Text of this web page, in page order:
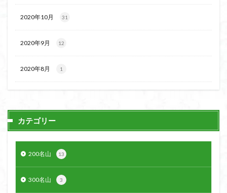
2020年10月 31
2020年9月 12
2020年8月 1
カテゴリー
200名山 13
300名山 3